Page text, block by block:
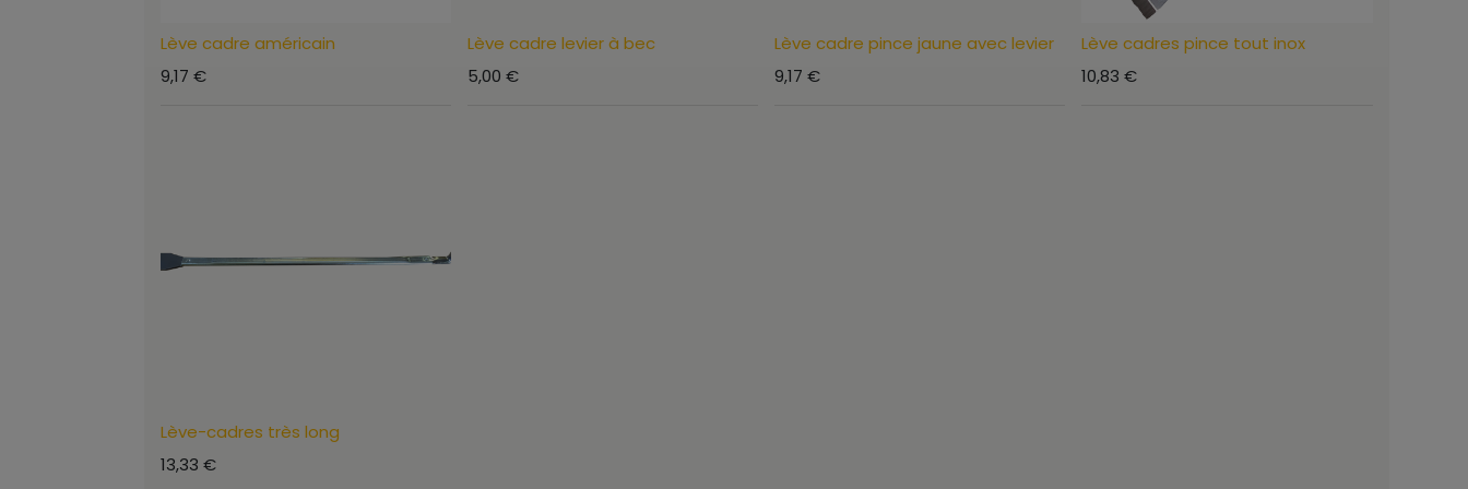
Lève cadre américain
9,17 €
Lève cadre levier à bec
5,00 €
Lève cadre pince jaune avec levier
9,17 €
Lève cadres pince tout inox
10,83 €
Lève-cadres très long
13,33 €